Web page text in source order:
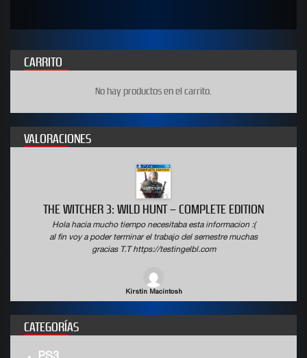
CARRITO
No hay productos en el carrito.
VALORACIONES
THE WITCHER 3: WILD HUNT – COMPLETE EDITION
Hola hacia mucho tiempo necesitaba esta informacion :(
al fin voy a poder terminar el trabajo del semestre muchas
gracias T.T https://testingelbl.com
Kirstin Macintosh
CATEGORÍAS